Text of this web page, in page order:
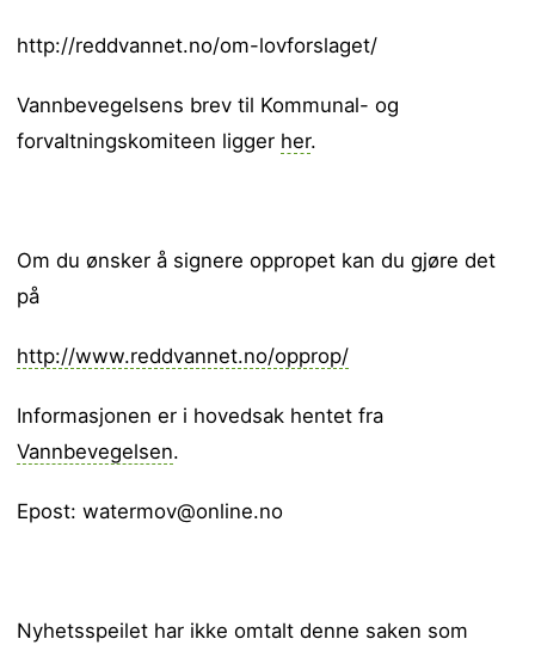
http://reddvannet.no/om-lovforslaget/
Vannbevegelsens brev til Kommunal- og
forvaltningskomiteen ligger her.
Om du ønsker å signere oppropet kan du gjøre det
på
http://www.reddvannet.no/opprop/
Informasjonen er i hovedsak hentet fra
Vannbevegelsen.
Epost: watermov@online.no
Nyhetsspeilet har ikke omtalt denne saken som